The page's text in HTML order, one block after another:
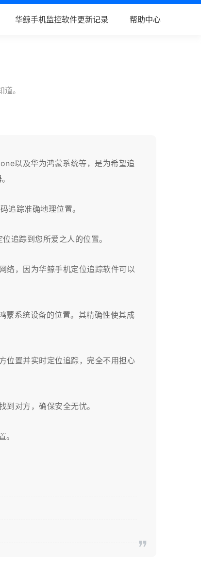
华鲸手机监控软件更新记录 帮助中心
。
以及华为鸿蒙系统等，是为希望追
追踪准确地理位置。
追踪到您所爱之人的位置。
络，因为华鲸手机定位追踪软件可以
蒙系统设备的位置。其精确性使其成
位置并实时定位追踪，完全不用担心
对方，确保安全无忧。